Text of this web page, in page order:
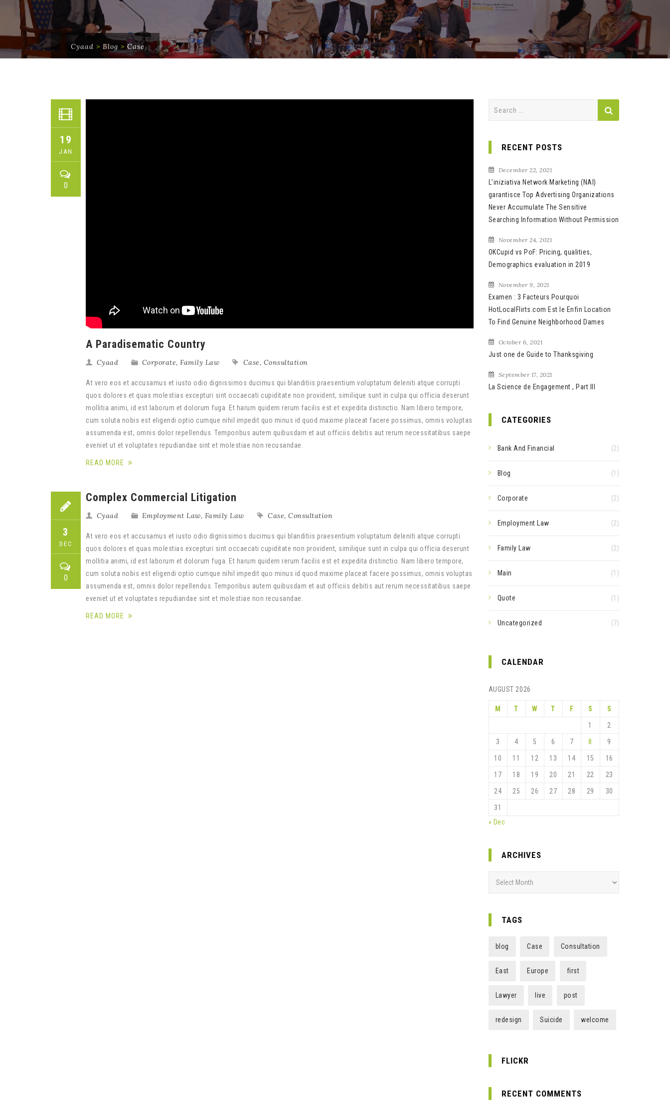
Cyaad > Blog >Case
19
JAN
0
A Paradisematic Country
Cyaad Corporate, Family Law Case, Consultation
At vero eos et accusamus et iusto odio dignissimos ducimus qui blanditiis praesentium voluptatum deleniti atque corrupti
quos dolores et quas molestias excepturi sint occaecati cupiditate non provident, similique sunt in culpa qui officia deserunt
mollitia animi, id est laborum et dolorum fuga. Et harum quidem rerum facilis est et expedita distinctio. Nam libero tempore,
cum soluta nobis est eligendi optio cumque nihil impedit quo minus id quod maxime placeat facere possimus, omnis voluptas
assumenda est, omnis dolor repellendus. Temporibus autem quibusdam et aut officiis debitis aut rerum necessitatibus saepe
eveniet ut et voluptates repudiandae sint et molestiae non recusandae.
READ MORE
3
DEC
0
Complex Commercial Litigation
Cyaad Employment Law, Family Law Case, Consultation
At vero eos et accusamus et iusto odio dignissimos ducimus qui blanditiis praesentium voluptatum deleniti atque corrupti
quos dolores et quas molestias excepturi sint occaecati cupiditate non provident, similique sunt in culpa qui officia deserunt
mollitia animi, id est laborum et dolorum fuga. Et harum quidem rerum facilis est et expedita distinctio. Nam libero tempore,
cum soluta nobis est eligendi optio cumque nihil impedit quo minus id quod maxime placeat facere possimus, omnis voluptas
assumenda est, omnis dolor repellendus. Temporibus autem quibusdam et aut officiis debitis aut rerum necessitatibus saepe
eveniet ut et voluptates repudiandae sint et molestiae non recusandae.
READ MORE
RECENT POSTS
December 22, 2021
L’iniziativa Network Marketing (NAI)
garantisce Top Advertising Organizations
Never Accumulate The Sensitive
Searching Information Without Permission
November 24, 2021
OKCupid vs PoF: Pricing, qualities,
Demographics evaluation in 2019
November 9, 2021
Examen : 3 Facteurs Pourquoi
HotLocalFlirts.com Est le Enfin Location
To Find Genuine Neighborhood Dames
October 6, 2021
Just one de Guide to Thanksgiving
September 17, 2021
La Science de Engagement , Part III
CATEGORIES
Bank And Financial (2)
Blog (1)
Corporate (2)
Employment Law (2)
Family Law (2)
Main (1)
Quote (1)
Uncategorized (7)
CALENDAR
AUGUST 2026
M T W T F S S
1 2
3 4 5 6 7 8 9
10 11 12 13 14 15 16
17 18 19 20 21 22 23
24 25 26 27 28 29 30
31
« Dec
ARCHIVES
TAGS
blog Case Consultation
East Europe first
Lawyer live post
redesign Suicide welcome
FLICKR
RECENT COMMENTS